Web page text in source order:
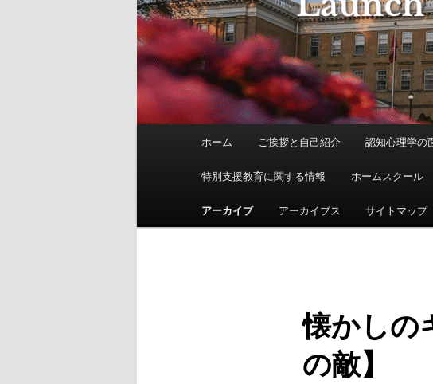
ュ
ホーム ご挨拶と自己紹介 認知心理学の
特別支援教育に関する情報 ホームスクール
アーカイブ アーカイブス サイトマップ
懐かし
の敵】